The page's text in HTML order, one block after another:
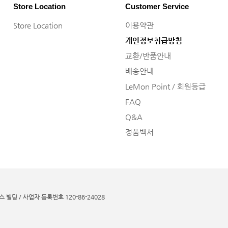
Store Location
Store Location
Customer Service
이용약관
개인정보취급방침
교환/반품안내
배송안내
LeMon Point / 회원등급
FAQ
Q&A
정품백서
빌딩 / 사업자 등록번호 120-86-24028